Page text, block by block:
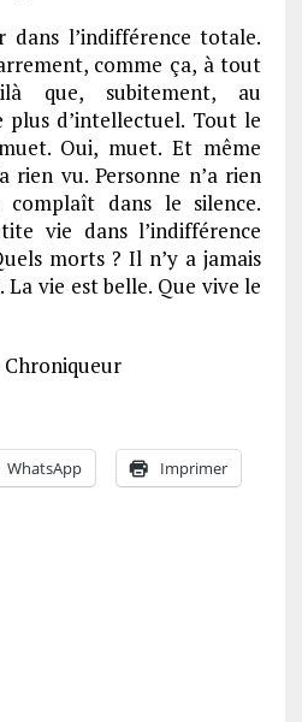
dans l’indifférence totale.
comme ça, à tout
que, subitement, au
plus d’intellectuel. Tout le
Oui, muet. Et même
rien vu. Personne n’a rien
complaît dans le silence.
vie dans l’indifférence
morts ? Il n’y a jamais
La vie est belle. Que vive le
Chroniqueur
WhatsApp Imprimer